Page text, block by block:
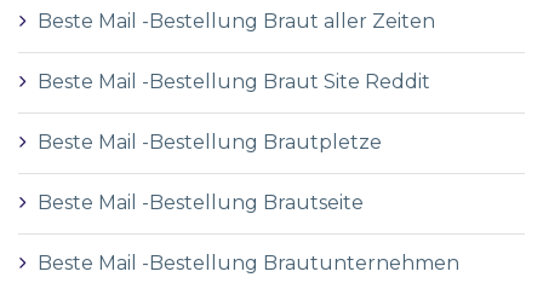
Beste Mail -Bestellung Braut aller Zeiten
Beste Mail -Bestellung Braut Site Reddit
Beste Mail -Bestellung Brautpletze
Beste Mail -Bestellung Brautseite
Beste Mail -Bestellung Brautunternehmen